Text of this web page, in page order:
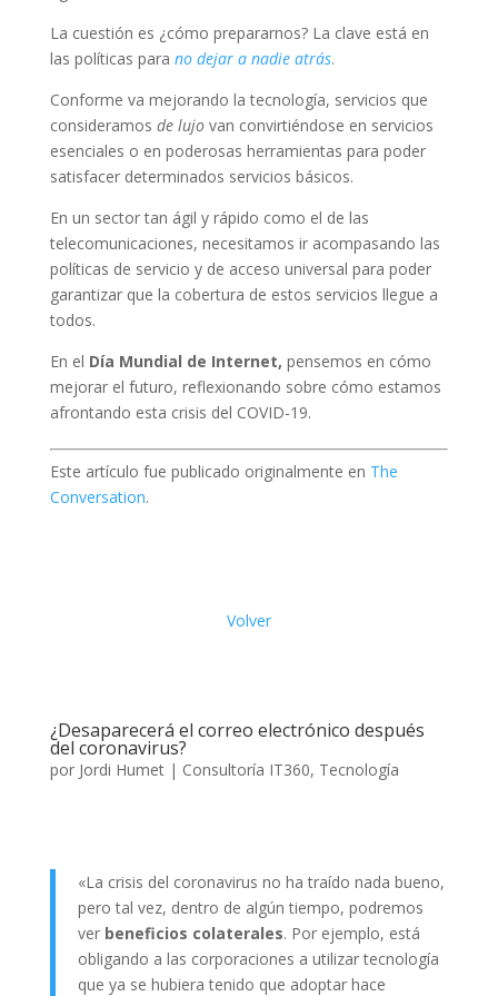
La cuestión es ¿cómo prepararnos? La clave está en
las políticas para no dejar a nadie atrás.
Conforme va mejorando la tecnología, servicios que
consideramos de lujovan convirtiéndose en servicios
esenciales o en poderosas herramientas para poder
satisfacer determinados servicios básicos.
En un sector tan ágil y rápido como el de las
telecomunicaciones, necesitamos ir acompasando las
políticas de servicio y de acceso universal para poder
garantizar que la cobertura de estos servicios llegue a
todos.
En el Día Mundial de Internet, pensemos en cómo
mejorar el futuro, reflexionando sobre cómo estamos
afrontando esta crisis del COVID-19.
Este artículo fue publicado originalmente en The
Conversation.
Volver
¿Desaparecerá el correo electrónico después
del coronavirus?
por Jordi Humet| Consultoría IT360, Tecnología
«La crisis del coronavirus no ha traído nada bueno,
pero tal vez, dentro de algún tiempo, podremos
ver beneficios colaterales. Por ejemplo, está
obligando a las corporaciones a utilizar tecnología
que ya se hubiera tenido que adoptar hace